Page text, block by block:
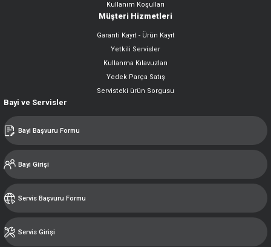
Kullanım Koşulları
Müşteri Hizmetleri
Garanti Kayıt - Ürün Kayıt
Yetkili Servisler
Kullanma Kılavuzları
Yedek Parça Satış
Servisteki ürün Sorgusu
Bayi ve Servisler
Bayi Başvuru Formu
Bayi Girişi
Servis Başvuru Formu
Servis Girişi